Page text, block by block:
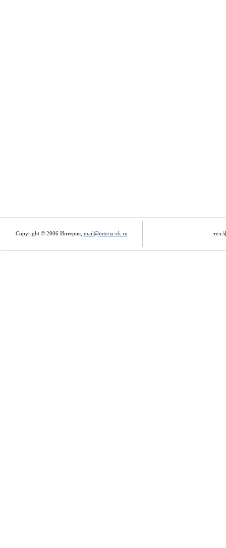
Copyright © 2006 Интерия, mail@interia-ek.ru